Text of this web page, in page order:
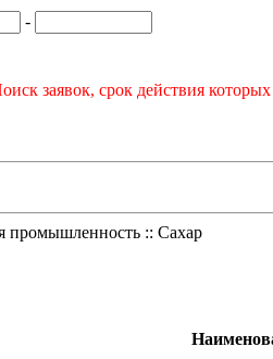
-
заявок, срок действия
промышленность :: Сахар